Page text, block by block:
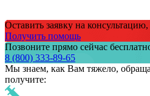
Оставить заявку на
Получить помощь
Позвоните прямо сейчас
8 (800) 333-89-65
Мы знаем, как Вам тяжело,
получите: